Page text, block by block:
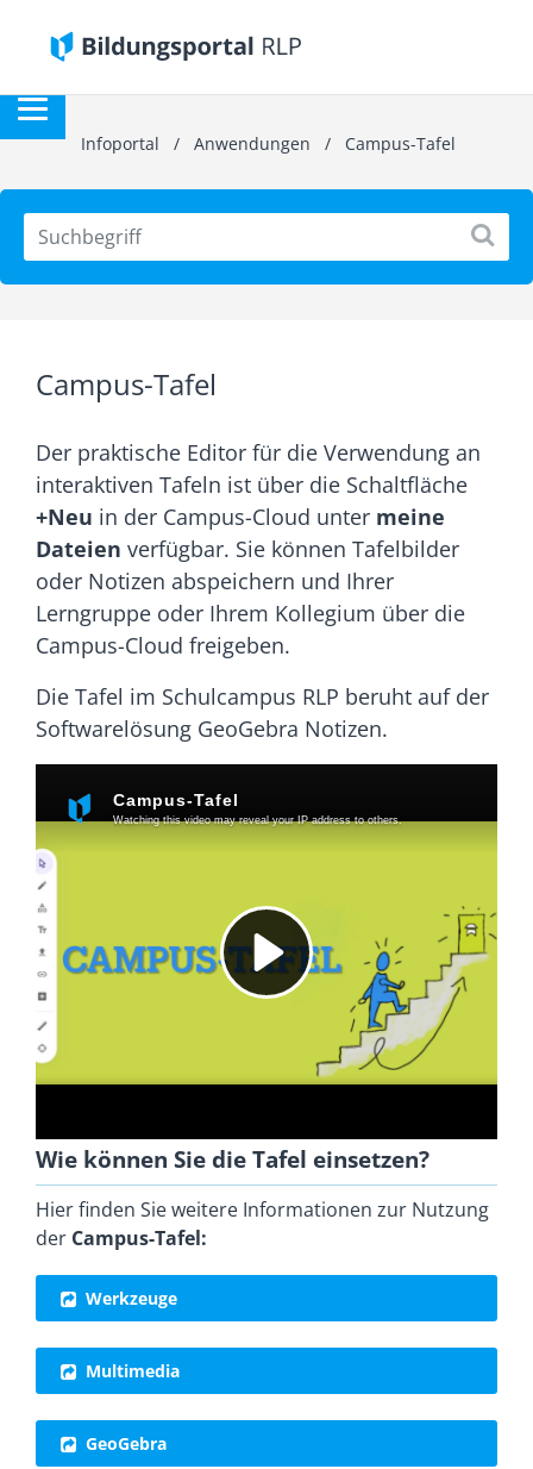
Infoportal / Anwendungen / Campus-Tafel
Campus-Tafel
Der praktische Editor für die Verwendung an
interaktiven Tafeln ist über die Schaltfläche
+Neu in der Campus-Cloud unter meine
Dateien verfügbar. Sie können Tafelbilder
oder Notizen abspeichern und Ihrer
Lerngruppe oder Ihrem Kollegium über die
Campus-Cloud freigeben.
Die Tafel im Schulcampus RLP beruht auf der
Softwarelösung GeoGebra Notizen.
Wie können Sie die Tafel einsetzen?
Hier finden Sie weitere Informationen zur Nutzung
der Campus-Tafel:
Werkzeuge
Multimedia
GeoGebra